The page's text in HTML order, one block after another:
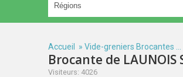
Accueil » Vide-greniers Brocantes ...
Brocante de LAUNOIS
Visiteurs: 4026